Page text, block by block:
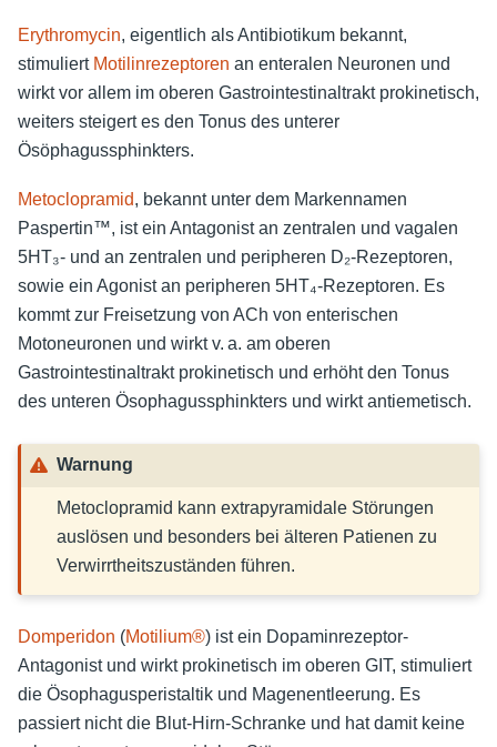
Erythromycin, eigentlich als Antibiotikum bekannt,
stimuliert Motilinrezeptoren an enteralen Neuronen und
wirkt vor allem im oberen Gastrointestinaltrakt prokinetisch,
weiters steigert es den Tonus des unterer
Ösöphagussphinkters.
Metoclopramid, bekannt unter dem Markennamen
Paspertin™, ist ein Antagonist an zentralen und vagalen
5HT₃- und an zentralen und peripheren D₂-Rezeptoren,
sowie ein Agonist an peripheren 5HT₄-Rezeptoren. Es
kommt zur Freisetzung von ACh von enterischen
Motoneuronen und wirkt v. a. am oberen
Gastrointestinaltrakt prokinetisch und erhöht den Tonus
des unteren Ösophagussphinkters und wirkt antiemetisch.
Warnung
Metoclopramid kann extrapyramidale Störungen
auslösen und besonders bei älteren Patienen zu
Verwirrtheitszuständen führen.
Domperidon (Motilium®) ist ein Dopaminrezeptor-
Antagonist und wirkt prokinetisch im oberen GIT, stimuliert
die Ösophagusperistaltik und Magenentleerung. Es
passiert nicht die Blut-Hirn-Schranke und hat damit keine